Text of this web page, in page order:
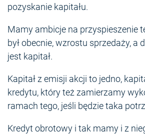
pozyskanie kapitału.
Mamy ambicje na przyspieszenie
był obecnie, wzrostu sprzedaży, a
jest kapitał.
Kapitał z emisji akcji to jedno,
kredytu, który też zamierzamy
ramach tego, jeśli będzie taka
Kredyt obrotowy i tak mamy i z